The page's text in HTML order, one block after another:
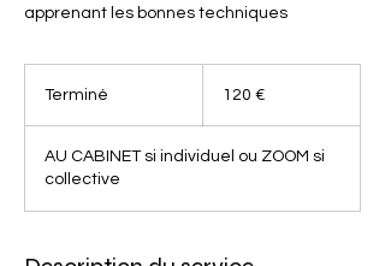
apprenant les bonnes techniques
Terminé
m
i
n
120 €
AU CABINET si individuel ou ZOOM si
collective